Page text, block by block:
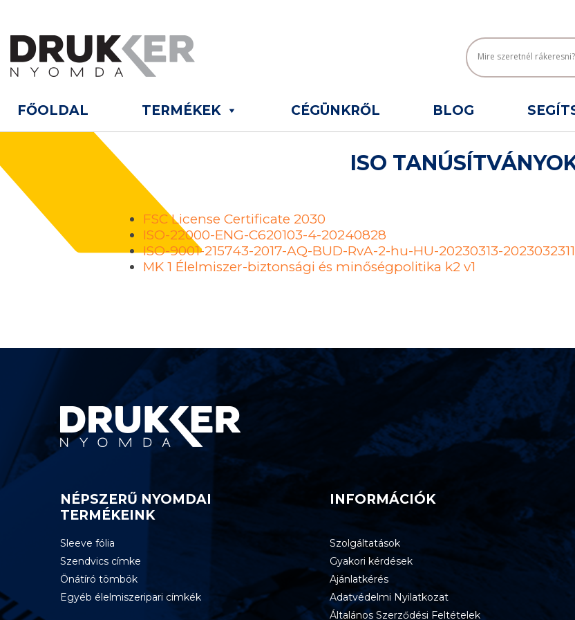
FŐOLDAL TERMÉKEK CÉGÜNKRŐL BLOG
ISO
FSC License Certificate 2030
ISO-22000-ENG-C620103-4-20240828
ISO-9001-215743-2017-AQ-BUD-RvA-2-hu-HU-20230313-
MK 1 Élelmiszer-biztonsági és minőségpolitika k2 v1
NÉPSZERŰ NYOMDAI
TERMÉKEINK
Sleeve fólia
Szendvics címke
Önátíró tömbök
Egyéb élelmiszeripari címkék
INFORMÁCIÓK
Szolgáltatások
Gyakori kérdések
Ajánlatkérés
Adatvédelmi Nyilatkozat
Általános Szerződési Feltételek